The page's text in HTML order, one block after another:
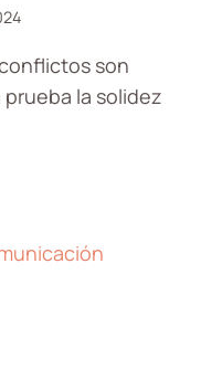
son
la solidez